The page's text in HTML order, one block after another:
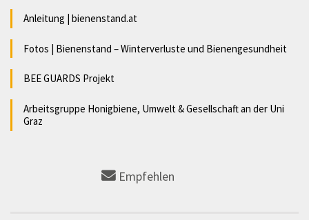
Anleitung | bienenstand.at
Fotos | Bienenstand – Winterverluste und Bienengesundheit
BEE GUARDS Projekt
Arbeitsgruppe Honigbiene, Umwelt & Gesellschaft an der Uni
Graz
Empfehlen